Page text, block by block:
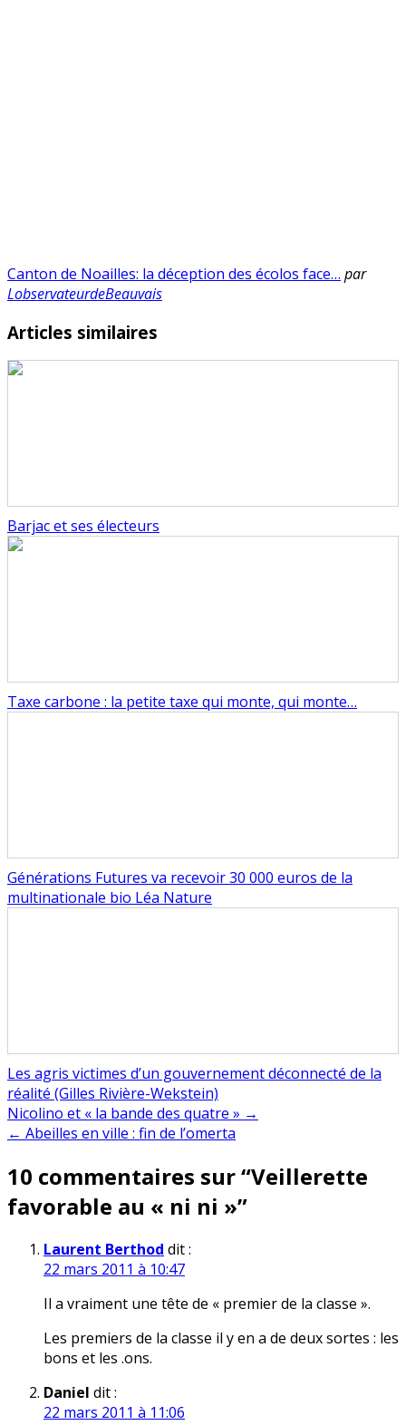
Canton de Noailles: la déception des écolos face… par
LobservateurdeBeauvais
Articles similaires
Barjac et ses électeurs
Taxe carbone : la petite taxe qui monte, qui monte…
Générations Futures va recevoir 30 000 euros de la
multinationale bio Léa Nature
Les agris victimes d’un gouvernement déconnecté de la
réalité (Gilles Rivière-Wekstein)
Navigation
de
l’article
Nicolino et « la bande des quatre » →
← Abeilles en ville : fin de l’omerta
10 commentaires sur “Veillerette
favorable au « ni ni »”
Laurent Berthod dit :
22 mars 2011 à 10:47
Il a vraiment une tête de « premier de la classe ».
Les premiers de la classe il y en a de deux sortes : les
bons et les .ons.
Daniel dit :
22 mars 2011 à 11:06